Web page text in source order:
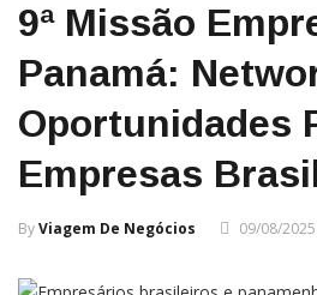
9ª Missão
Panamá:
Oportunidades
Empresas
ByViagem De Negócios 09/08/2025